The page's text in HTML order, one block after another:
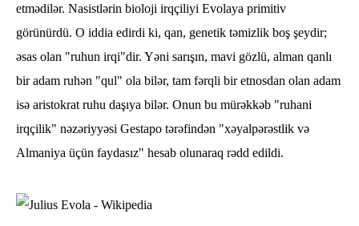
etmədilər. Nasistlərin bioloji irqçiliyi Evolaya primitiv
görünürdü. O iddia edirdi ki, qan, genetik təmizlik boş şeydir;
əsas olan "ruhun irqi"dir. Yəni sarışın, mavi gözlü, alman qanlı
bir adam ruhən "qul" ola bilər, tam fərqli bir etnosdan olan adam
isə aristokrat ruhu daşıya bilər. Onun bu mürəkkəb "ruhani
irqçilik" nəzəriyyəsi Gestapo tərəfindən "xəyalpərəstlik və
Almaniya üçün faydasız" hesab olunaraq rədd edildi.